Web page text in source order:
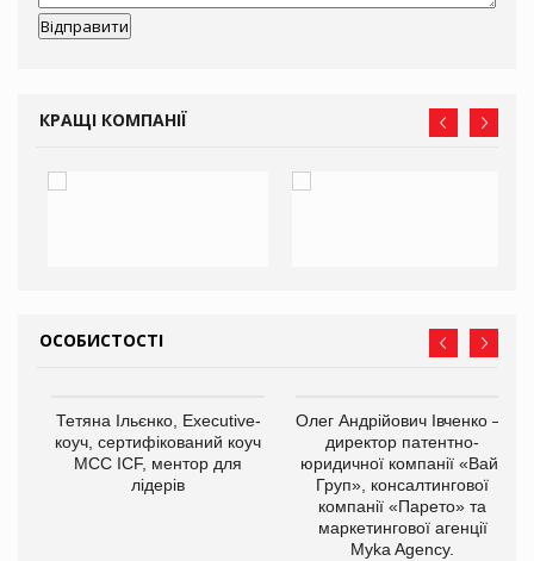
КРАЩІ КОМПАНІЇ
ОСОБИСТОСТІ
Тетяна Ільєнко, Executive-
коуч, сертифікований коуч
МСС ICF, ментор для
лідерів
Олег Андрійович Івченко —
директор патентно-
юридичної компанії «Вайз
Груп», консалтингової
компанії «Парето» та
маркетингової агенції
Myka Agency.